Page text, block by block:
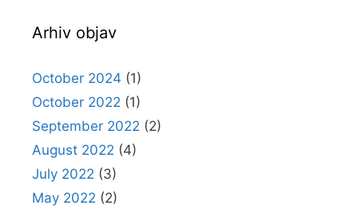
Arhiv objav
October 2024 (1)
October 2022 (1)
September 2022 (2)
August 2022 (4)
July 2022 (3)
May 2022 (2)